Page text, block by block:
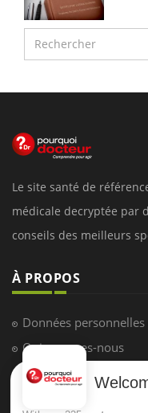
Le site santé de
médicale decryptée par
conseils des meilleurs
À PROPOS
Données
Qui sommes-nous
Conditions d'utilisation